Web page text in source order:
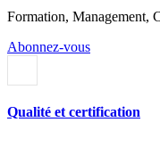
Formation, Management,
Abonnez-vous
Qualité et certification